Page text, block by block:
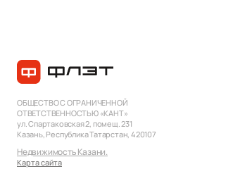
ОБЩЕСТВО С ОГРАНИЧЕННОЙ
ОТВЕТСТВЕННОСТЬЮ «КАНТ»
ул. Спартаковская 2, помещ. 231
Казань, Республика Татарстан, 420107
Недвижимость Казани.
Карта сайта